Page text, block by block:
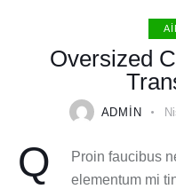
Oversized
ADMIN
Q
Proin faucibus
elementum mi